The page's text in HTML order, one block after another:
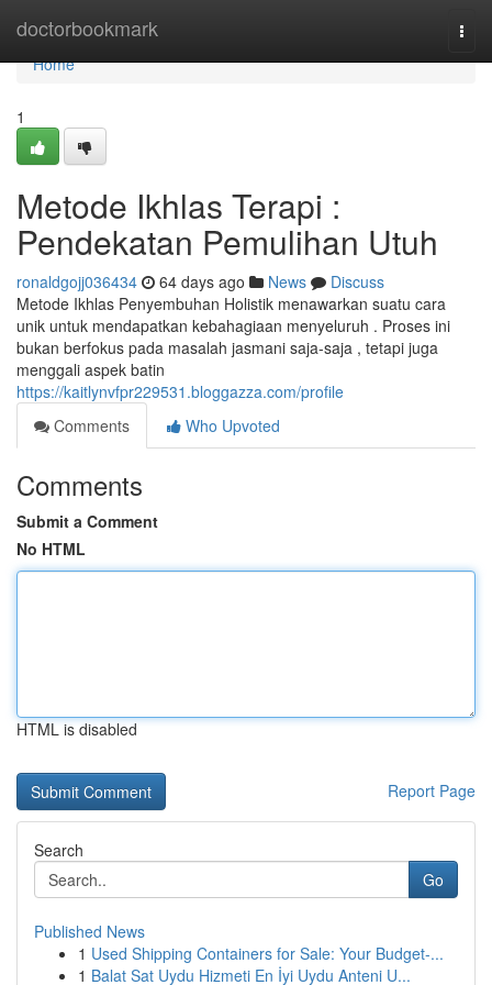
doctorbookmark
Home
Home
1
Metode Ikhlas Terapi :
Pendekatan Pemulihan Utuh
ronaldgojj036434 64 days ago News
Discuss
Metode Ikhlas Penyembuhan Holistik menawarkan suatu cara
unik untuk mendapatkan kebahagiaan menyeluruh . Proses ini
bukan berfokus pada masalah jasmani saja-saja , tetapi juga
menggali aspek batin
https://kaitlynvfpr229531.bloggazza.com/profile
Comments
Who Upvoted
Comments
Submit a Comment
No HTML
HTML is disabled
Report Page
Search
Go
Published News
1 Used Shipping Containers for Sale: Your Budget-...
1 Balat Sat Uydu Hizmeti En İyi Uydu Anteni U...